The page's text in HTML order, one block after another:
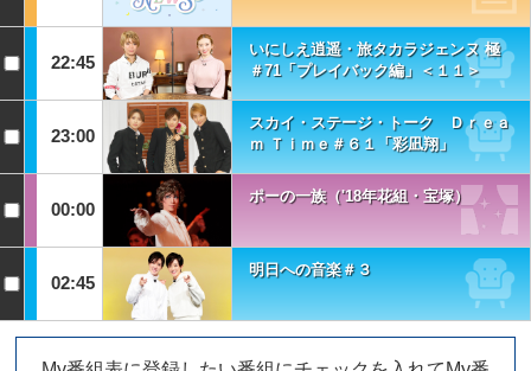
22:45
いにしえ逍遥・旅タカラジェンヌ 極
＃71「プレイバック編」＜１１＞
23:00
スカイ・ステージ・トーク Ｄｒｅａ
ｍ Ｔｉｍｅ＃６１「彩凪翔」
00:00
ポーの一族（'18年花組・宝塚）
02:45
明日への音楽＃３